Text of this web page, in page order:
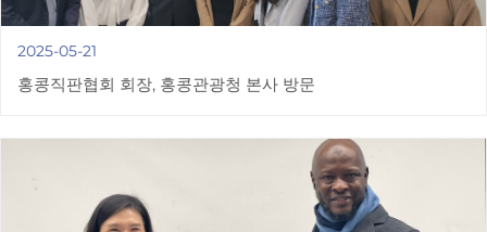
2025-05-21
홍콩직판협회 회장, 홍콩관광청 본사 방문